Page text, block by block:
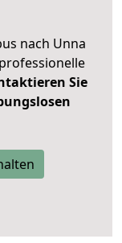
nach Unna
Sie